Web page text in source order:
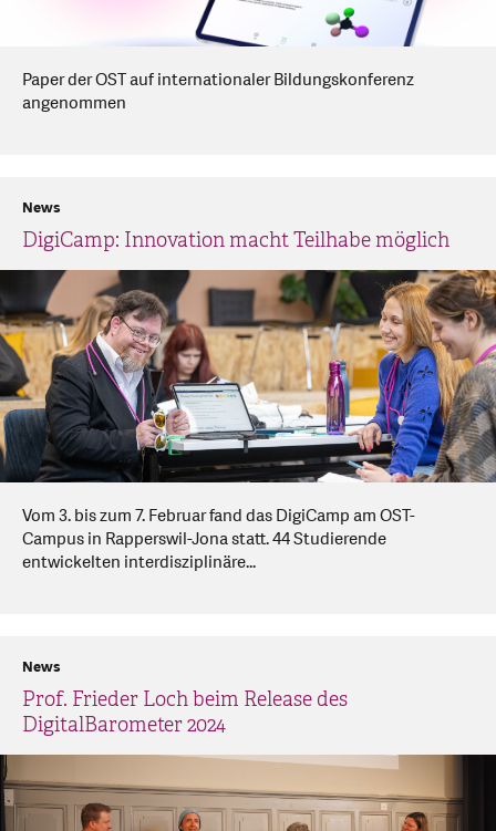
Paper der OST auf internationaler Bildungskonferenz
angenommen
DigiCamp: Innovation macht Teilhabe möglich
News
Vom 3. bis zum 7. Februar fand das DigiCamp am OST-
Campus in Rapperswil-Jona statt. 44 Studierende
entwickelten interdisziplinäre...
Prof. Frieder Loch beim Release des
DigitalBarometer 2024
News